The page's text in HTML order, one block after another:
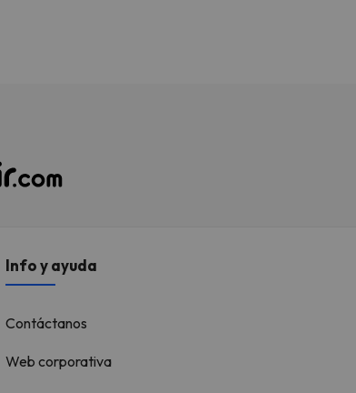
Info y ayuda
Contáctanos
Web corporativa